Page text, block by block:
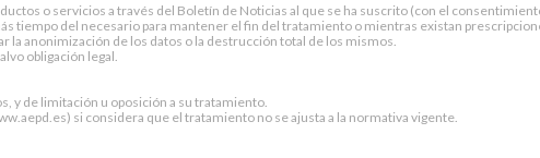
o servicios a través del Boletín de Noticias al que se ha suscrito (con el
tiempo del necesario para mantener el fin del tratamiento o mientras existan
la anonimización de los datos o la destrucción total de los mismos.
obligación legal.
y de limitación u oposición a su tratamiento.
si considera que el tratamiento no se ajusta a la normativa vigente.